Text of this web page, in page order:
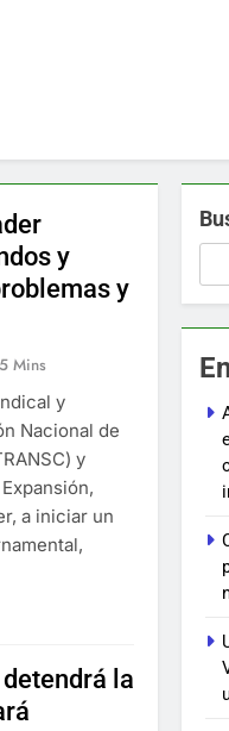
y
y
5 Mins
y
Nacional de
y
a iniciar un
la